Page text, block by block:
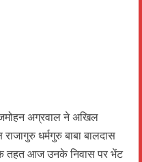
अग्रवाल ने अखिल
धर्मगुरु बाबा बालदास
तहत आज उनके निवास पर भेंट